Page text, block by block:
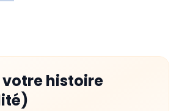
histoire